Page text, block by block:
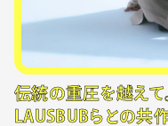
伝統の重圧を越えて
LAUSBUBらとの共